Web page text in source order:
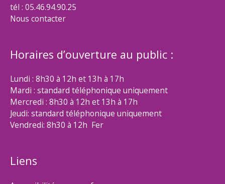
tél : 05.46.94.90.25
Nous contacter
Horaires d’ouverture au public :
Lundi : 8h30 à 12h et 13h à 17h
Mardi : standard téléphonique uniquement
Mercredi : 8h30 à 12h et 13h à 17h
Jeudi: standard téléphonique uniquement
Vendredi: 8h30 à 12h Fer
Liens